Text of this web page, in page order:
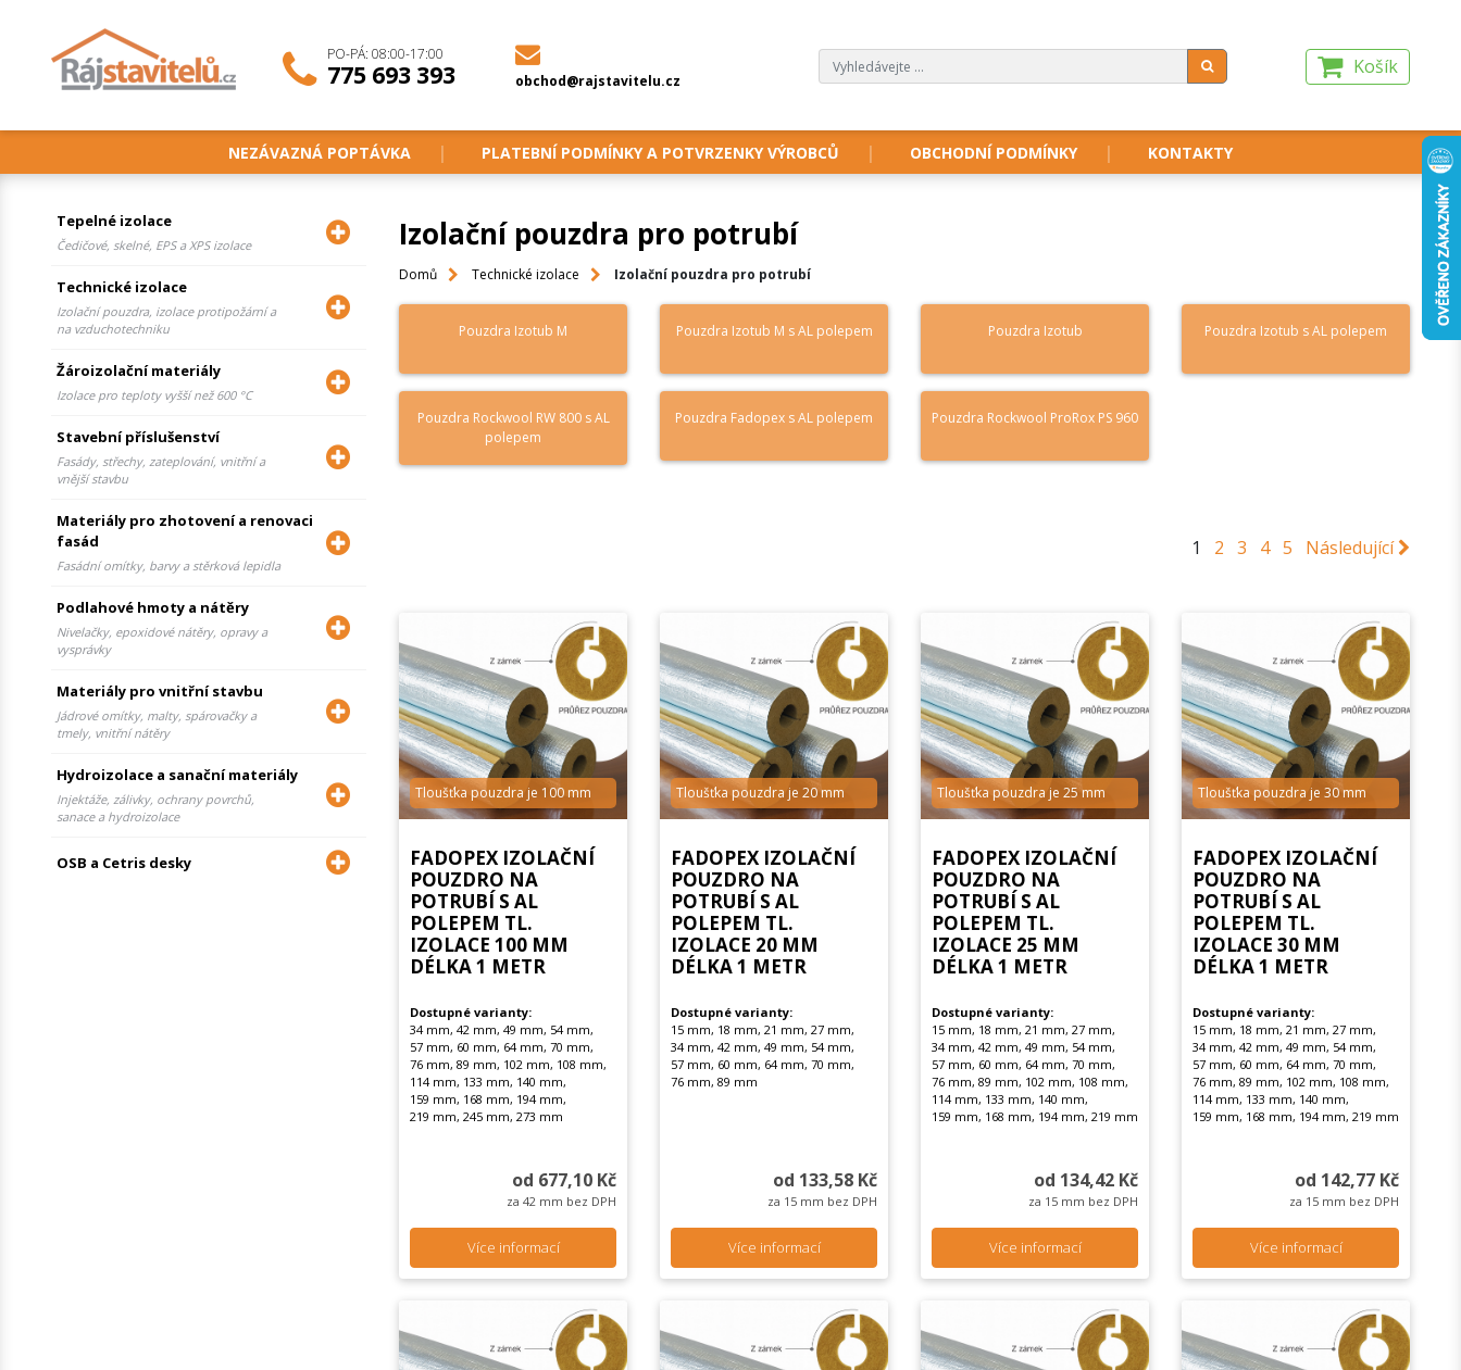
PO-PÁ: 08:00-17:00
775 693 393 obchod@rajstavitelu.cz
Košík
NEZÁVAZNÁ POPTÁVKA PLATEBNÍ PODMÍNKY A POTVRZENKY VÝROBCŮ OBCHODNÍ PODMÍNKY KONTAKTY
Tepelné izolace
Čedičové, skelné, EPS a XPS izolace
Technické izolace
Izolační pouzdra, izolace protipožární a
na vzduchotechniku
Žároizolační materiály
Izolace pro teploty vyšší než 600 °C
Stavební příslušenství
Fasády, střechy, zateplování, vnitřní a
vnější stavbu
Materiály pro zhotovení a renovaci
fasád
Fasádní omítky, barvy a stěrková lepidla
Podlahové hmoty a nátěry
Nivelačky, epoxidové nátěry, opravy a
vysprávky
Materiály pro vnitřní stavbu
Jádrové omítky, malty, spárovačky a
tmely, vnitřní nátěry
Hydroizolace a sanační materiály
Injektáže, zálivky, ochrany povrchů,
sanace a hydroizolace
OSB a Cetris desky
Izolační pouzdra pro potrubí
Domů Technické izolace Izolační pouzdra pro potrubí
Pouzdra Izotub M Pouzdra Izotub M s AL polepem Pouzdra Izotub Pouzdra Izotub s AL polepem
Pouzdra Rockwool RW 800 s AL
polepem
Pouzdra Fadopex s AL polepem Pouzdra Rockwool ProRox PS 960
1 2 3 4 5 Následující
Tloušťka pouzdra je 100 mm
FADOPEX IZOLAČNÍ
POUZDRO NA
POTRUBÍ S AL
POLEPEM TL.
IZOLACE 100 MM
DÉLKA 1 METR
Dostupné varianty:
34 mm, 42 mm, 49 mm, 54 mm,
57 mm, 60 mm, 64 mm, 70 mm,
76 mm, 89 mm, 102 mm, 108 mm,
114 mm, 133 mm, 140 mm,
159 mm, 168 mm, 194 mm,
219 mm, 245 mm, 273 mm
od 677,10 Kč
za 42 mm bez DPH
Více informací
Tloušťka pouzdra je 20 mm
FADOPEX IZOLAČNÍ
POUZDRO NA
POTRUBÍ S AL
POLEPEM TL.
IZOLACE 20 MM
DÉLKA 1 METR
Dostupné varianty:
15 mm, 18 mm, 21 mm, 27 mm,
34 mm, 42 mm, 49 mm, 54 mm,
57 mm, 60 mm, 64 mm, 70 mm,
76 mm, 89 mm
od 133,58 Kč
za 15 mm bez DPH
Více informací
Tloušťka pouzdra je 25 mm
FADOPEX IZOLAČNÍ
POUZDRO NA
POTRUBÍ S AL
POLEPEM TL.
IZOLACE 25 MM
DÉLKA 1 METR
Dostupné varianty:
15 mm, 18 mm, 21 mm, 27 mm,
34 mm, 42 mm, 49 mm, 54 mm,
57 mm, 60 mm, 64 mm, 70 mm,
76 mm, 89 mm, 102 mm, 108 mm,
114 mm, 133 mm, 140 mm,
159 mm, 168 mm, 194 mm, 219 mm
od 134,42 Kč
za 15 mm bez DPH
Více informací
Tloušťka pouzdra je 30 mm
FADOPEX IZOLAČNÍ
POUZDRO NA
POTRUBÍ S AL
POLEPEM TL.
IZOLACE 30 MM
DÉLKA 1 METR
Dostupné varianty:
15 mm, 18 mm, 21 mm, 27 mm,
34 mm, 42 mm, 49 mm, 54 mm,
57 mm, 60 mm, 64 mm, 70 mm,
76 mm, 89 mm, 102 mm, 108 mm,
114 mm, 133 mm, 140 mm,
159 mm, 168 mm, 194 mm, 219 mm
od 142,77 Kč
za 15 mm bez DPH
Více informací